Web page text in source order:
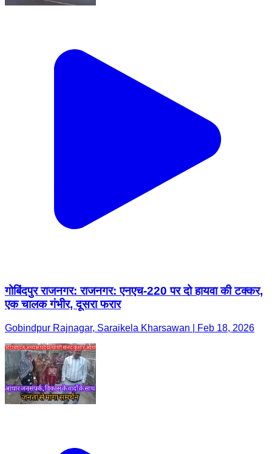
गोबिंदपुर राजनगर: राजनगर: एनएच-220 पर दो हायवा की टक्कर,
एक चालक गंभीर, दूसरा फरार
Gobindpur Rajnagar, Saraikela Kharsawan | Feb 18, 2026